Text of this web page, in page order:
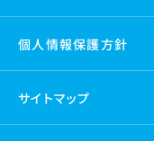
個人情報保護方針
サイトマップ